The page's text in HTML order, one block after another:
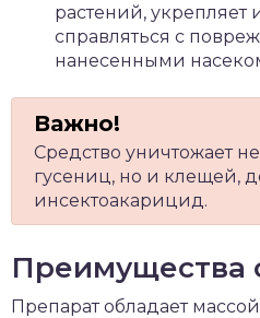
растений, укрепляет
справляться с
нанесенными
Средство уничтожает
гусениц, но и клещей,
инсектоакарицид.
Преимущества
Препарат обладает